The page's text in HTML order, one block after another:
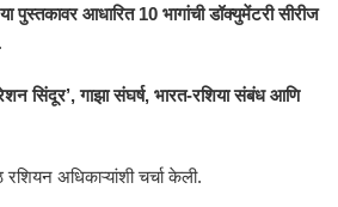
या पुस्तकावर आधारित 10 भागांची डॉक्युमेंटरी सीरीज
सिंदूर’, गाझा संघर्ष, भारत-रशिया संबंध आणि
रशियन अधिकाऱ्यांशी चर्चा केली.